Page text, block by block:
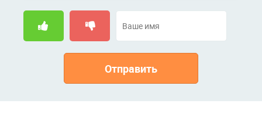
Отправить